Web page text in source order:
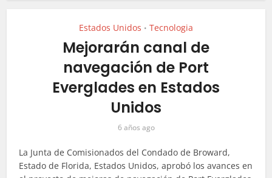
Estados Unidos • Tecnologia
Mejorarán canal de
navegación de Port
Everglades en Estados
Unidos
6 años ago
La Junta de Comisionados del Condado de Broward,
Estado de Florida, Estados Unidos, aprobó los avances en